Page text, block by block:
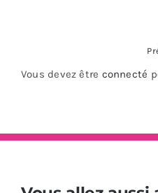
Vous devez être connecté